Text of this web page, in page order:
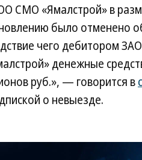
СМО «Ямалстрой» в
было отменено
чего дебитором
денежные
руб.», — говорится в
о невыезде.